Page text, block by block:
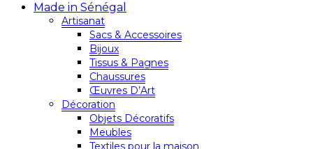
Made in Sénégal
Artisanat
Sacs & Accessoires
Bijoux
Tissus & Pagnes
Chaussures
Œuvres D’Art
Décoration
Objets Décoratifs
Meubles
Textiles pour la maison